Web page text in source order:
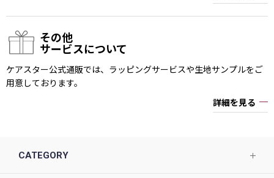
その他
サービスについて
ケアスター公式通販では、ラッピングサービスや生地サンプルをご
用意しております。
詳細を見る
CATEGORY